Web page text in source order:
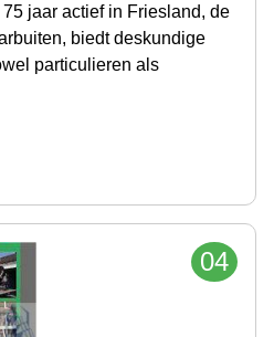
jaar actief in Friesland, de
biedt deskundige
particulieren als
04